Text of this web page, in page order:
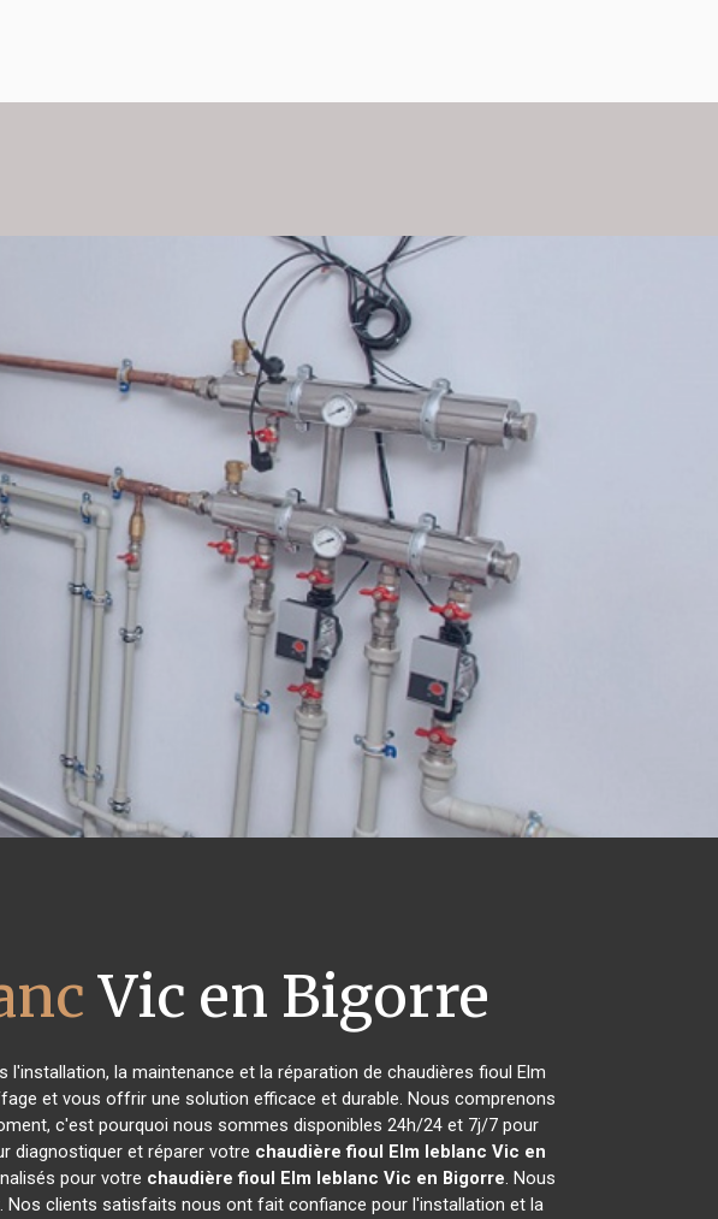
Vic en Bigorre
la maintenance et la réparation de chaudières fioul Elm
et vous offrir une solution efficace et durable. Nous comprenons
c'est pourquoi nous sommes disponibles 24h/24 et 7j/7 pour
diagnostiquer et réparer votre chaudière fioul Elm leblanc Vic en
pour votre chaudière fioul Elm leblanc Vic en Bigorre. Nous
clients satisfaits nous ont fait confiance pour l'installation et la